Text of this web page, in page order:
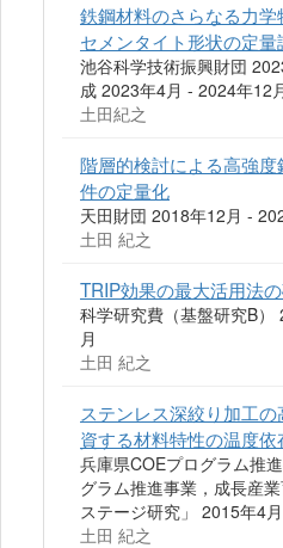
鉄鋼材料のさらなる力
セメンタイト形状の定量
池谷科学技術振興財団
成 2023年4月 - 2024年12
土田紀之
階層的検討による高強
件の定量化
天田財団 2018年12月 -
土田 紀之
TRIP効果の最大活用法
科学研究費（基盤研究B
月
土田 紀之
ステンレス深絞り加工
資する材料特性の温度
兵庫県COEプログラム推
グラム推進事業，成長産
ステージ研究」 2015年4
土田 紀之